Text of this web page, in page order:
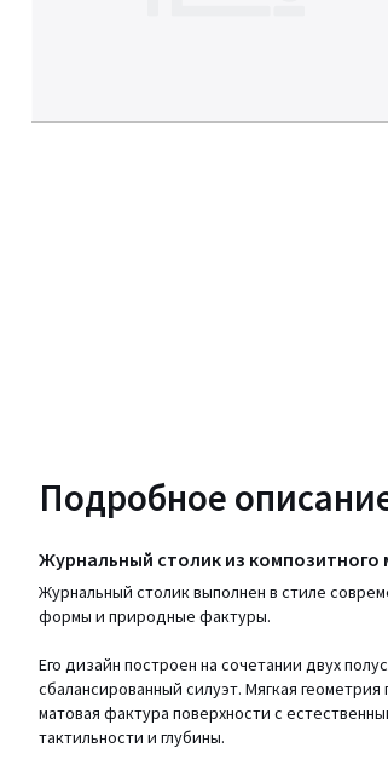
Подробное
Журнальный столик из композитного
Журнальный столик выполнен в стиле
формы и природные фактуры.
Его дизайн построен на сочетании двух
сбалансированный силуэт. Мягкая
матовая фактура поверхности с
тактильности и глубины.